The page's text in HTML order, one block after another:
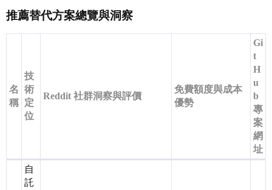
推薦替代方案總覽與洞察
名
稱
技
術
定
位
Reddit 社群洞察與評價
免費額度與成本
優勢
Gi
t
H
u
b
專
案
網
址
自
託